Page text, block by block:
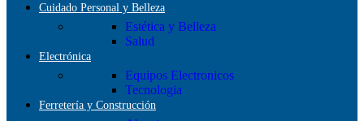
Cuidado Personal y Belleza
Estética y Belleza
Salud
Electrónica
Equipos Electronicos
Tecnologia
Ferretería y Construcción